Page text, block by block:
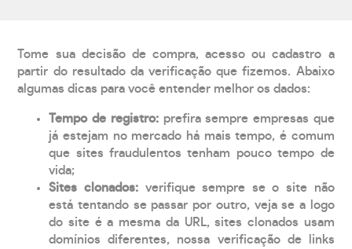
Tome sua decisão de compra, acesso ou cadastro a
partir do resultado da verificação que fizemos. Abaixo
algumas dicas para você entender melhor os dados:
Tempo de registro: prefira sempre empresas que
já estejam no mercado há mais tempo, é comum
que sites fraudulentos tenham pouco tempo de
vida;
Sites clonados: verifique sempre se o site não
está tentando se passar por outro, veja se a logo
do site é a mesma da URL, sites clonados usam
domínios diferentes, nossa verificação de links